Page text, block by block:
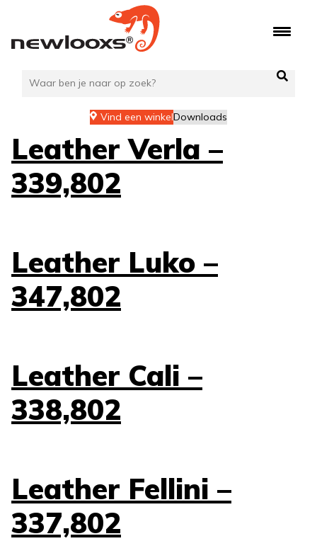
de
Vind een winkelDownloads
Leather Verla –
339,802
Leather Luko –
347,802
Leather Cali –
338,802
Leather Fellini –
337,802